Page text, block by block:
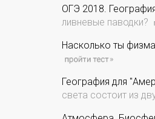
ОГЭ 2018.
ливневые паводки?
Насколько ты
География для
света состоит из